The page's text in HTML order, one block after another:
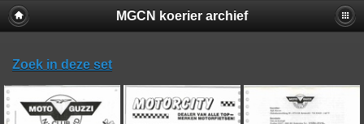
MGCN koerier archief
Zoek in deze set